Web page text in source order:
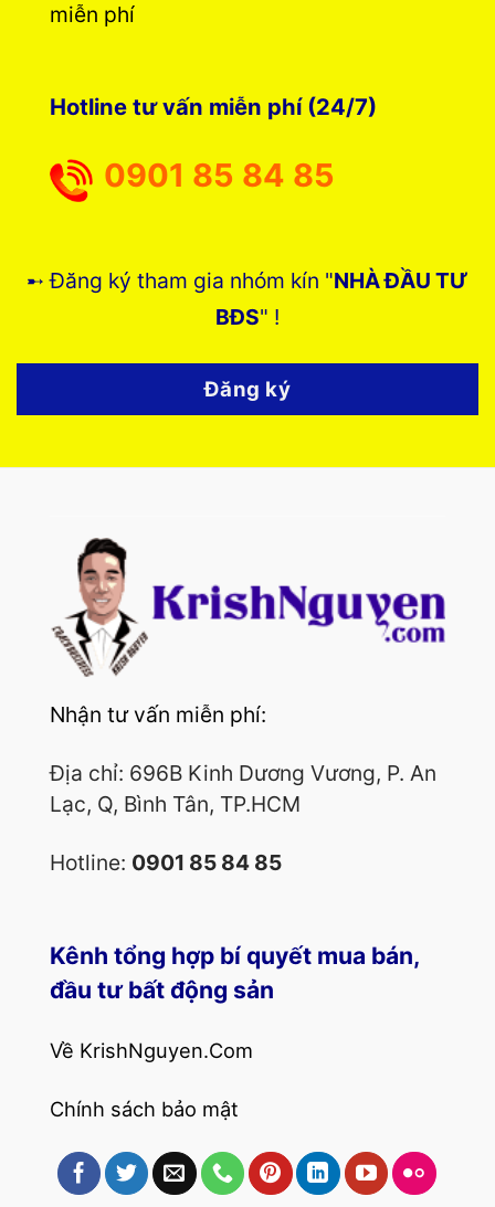
miễn phí
Hotline tư vấn miễn phí (24/7)
0901 85 84 85
➸ Đăng ký tham gia nhóm kín "NHÀ ĐẦU TƯ
BĐS" !
Đăng ký
Nhận tư vấn miễn phí:
Địa chỉ: 696B Kinh Dương Vương, P. An
Lạc, Q, Bình Tân, TP.HCM
Hotline: 0901 85 84 85
Kênh tổng hợp bí quyết mua bán,
đầu tư bất động sản
Về KrishNguyen.Com
Chính sách bảo mật